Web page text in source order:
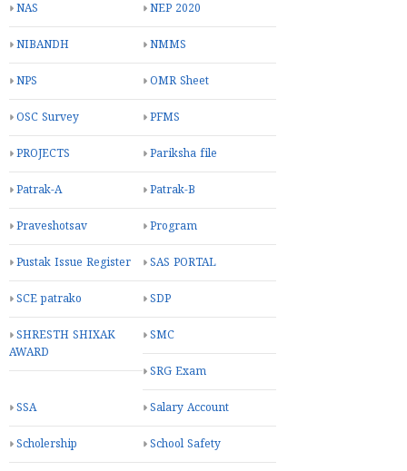
NAS NEP 2020
NIBANDH NMMS
NPS OMR Sheet
OSC Survey PFMS
PROJECTS Pariksha file
Patrak-A Patrak-B
Praveshotsav Program
Pustak Issue Register SAS PORTAL
SCE patrako SDP
SHRESTH SHIXAK
AWARD
SMC
SRG Exam
SSA Salary Account
Scholership School Safety